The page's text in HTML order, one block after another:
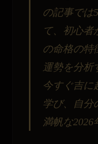
の記事では
て、初心者
の命格の特
運勢を分析
今すぐ吉に
学び、自分
満帆な2026